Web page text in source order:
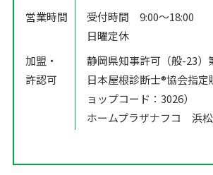
営業時間
受付時間 9:00〜18:00
日曜定休
加盟・
許認可
静岡県知事許可（般-23）
日本屋根診断士®️協会指
ョップコード：3026）
ホームプラザナフコ 浜